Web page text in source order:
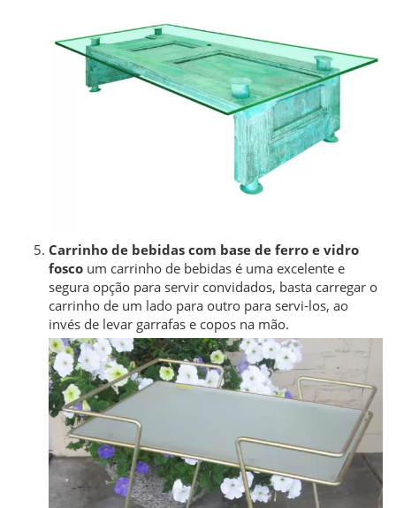
Carrinho de bebidas com base de ferro e vidro
fosco um carrinho de bebidas é uma excelente e
segura opção para servir convidados, basta carregar o
carrinho de um lado para outro para servi-los, ao
invés de levar garrafas e copos na mão.